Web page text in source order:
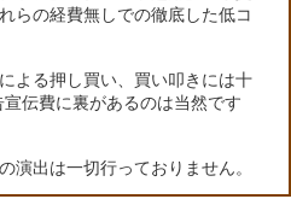
らの経費無しでの徹底した低コ
よる押し買い、買い叩きには十
伝費に裏があるのは当然です
演出は一切行っておりません。